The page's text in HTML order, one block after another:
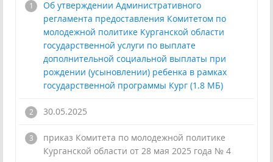
Об утверждении Административного
регламента предоставления Комитетом по
молодежной политике Курганской области
государственной услуги по выплате
дополнительной социальной выплаты при
рождении (усыновлении) ребенка в рамках
государственной программы Кург (1.8 МБ)
30.05.2025
приказ Комитета по молодежной политике
Курганской области от 28 мая 2025 года № 4